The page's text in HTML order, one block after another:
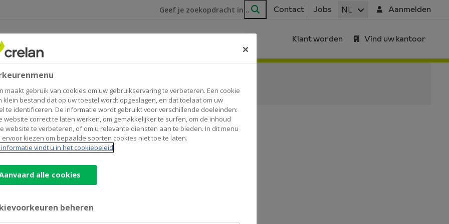
Ik ben op zoek naar
Zoeken
Contact Jobs NL Aanmelden
Klant worden Vind uw kantoor
smartphone?
app.
maakt gebruik van cookies om uw gebruikservaring te verbeteren. Een cookie
klein bestand dat op uw toestel wordt opgeslagen, en dat toelaat om uw
te identificeren. De informatie wordt gebruikt voor verschillende doeleinden:
website correct te laten werken, om gemakkelijker te surfen, om de inhoud
website te verbeteren, of om u relevante diensten aan te bieden. In dit menu
ervoor kiezen om bepaalde soorten cookies niet toe te laten.
vindt u in het cookiebeleid
alle cookies
beheren